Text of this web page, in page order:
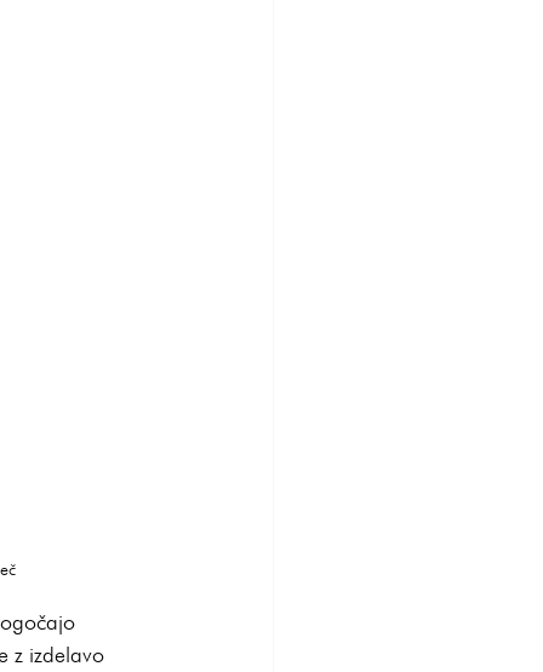
z izdelavo